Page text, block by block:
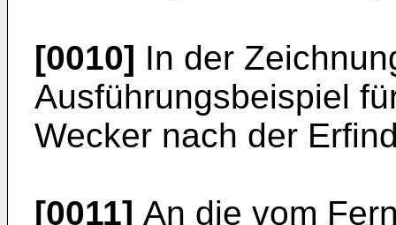
[0010] In der
Ausführungsbeispiel
Wecker nach der
[0011] An die vom